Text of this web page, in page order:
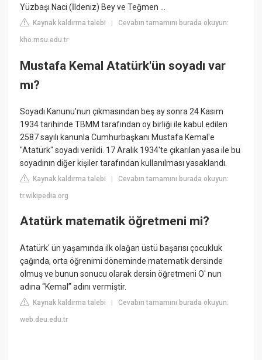
Yüzbaşı Naci (İldeniz) Bey ve Teğmen ...
Kaynak kaldırma talebi |Cevabın tamamını burada okuyun:
kho.msu.edu.tr
Mustafa Kemal Atatürk'ün soyadı var
mı?
Soyadı Kanunu'nun çıkmasından beş ay sonra 24 Kasım
1934 tarihinde TBMM tarafından oy birliği ile kabul edilen
2587 sayılı kanunla Cumhurbaşkanı Mustafa Kemal'e
"Atatürk" soyadı verildi. 17 Aralık 1934'te çıkarılan yasa ile bu
soyadının diğer kişiler tarafından kullanılması yasaklandı.
Kaynak kaldırma talebi |Cevabın tamamını burada okuyun:
tr.wikipedia.org
Atatürk matematik öğretmeni mi?
Atatürk' ün yaşamında ilk olağan üstü başarısı çocukluk
çağında, orta öğrenimi döneminde matematik dersinde
olmuş ve bunun sonucu olarak dersin öğretmeni O' nun
adına “Kemal” adını vermiştir.
Kaynak kaldırma talebi |Cevabın tamamını burada okuyun:
web.deu.edu.tr